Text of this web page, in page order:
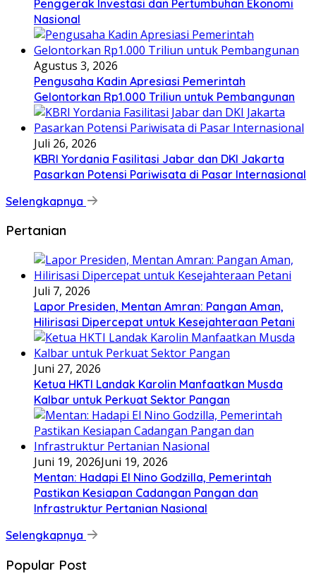
Penggerak Investasi dan Pertumbuhan Ekonomi
Nasional
Agustus 3, 2026
Pengusaha Kadin Apresiasi Pemerintah
Gelontorkan Rp1.000 Triliun untuk Pembangunan
Juli 26, 2026
KBRI Yordania Fasilitasi Jabar dan DKI Jakarta
Pasarkan Potensi Pariwisata di Pasar Internasional
Selengkapnya
Pertanian
Juli 7, 2026
Lapor Presiden, Mentan Amran: Pangan Aman,
Hilirisasi Dipercepat untuk Kesejahteraan Petani
Juni 27, 2026
Ketua HKTI Landak Karolin Manfaatkan Musda
Kalbar untuk Perkuat Sektor Pangan
Juni 19, 2026Juni 19, 2026
Mentan: Hadapi El Nino Godzilla, Pemerintah
Pastikan Kesiapan Cadangan Pangan dan
Infrastruktur Pertanian Nasional
Selengkapnya
Popular Post